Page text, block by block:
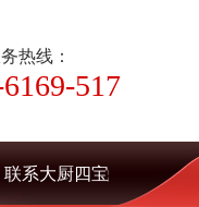
热线：
517
联系大厨四宝